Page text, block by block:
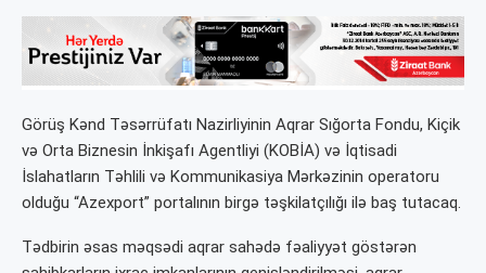
Görüş Kənd Təsərrüfatı Nazirliyinin Aqrar Sığorta Fondu, Kiçik
və Orta Biznesin İnkişafı Agentliyi (KOBİA) və İqtisadi
İslahatların Təhlili və Kommunikasiya Mərkəzinin operatoru
olduğu “Azexport” portalının birgə təşkilatçılığı ilə baş tutacaq.
Tədbirin əsas məqsədi aqrar sahədə fəaliyyət göstərən